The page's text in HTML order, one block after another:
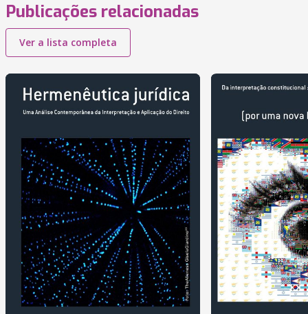
Publicações relacionadas
Ver a lista completa